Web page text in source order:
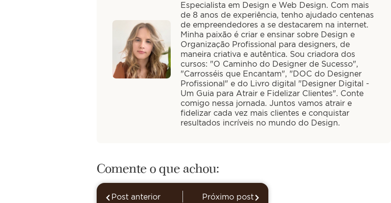
Especialista em Design e Web Design. Com mais
de 8 anos de experiência, tenho ajudado centenas
de empreendedores a se destacarem na internet.
Minha paixão é criar e ensinar sobre Design e
Organização Profissional para designers, de
maneira criativa e autêntica. Sou criadora dos
cursos: "O Caminho do Designer de Sucesso",
"Carrosséis que Encantam", "DOC do Designer
Profissional" e do Livro digital "Designer Digital -
Um Guia para Atrair e Fidelizar Clientes". Conte
comigo nessa jornada. Juntos vamos atrair e
fidelizar cada vez mais clientes e conquistar
resultados incríveis no mundo do Design.
Comente o que achou:
Post anterior Próximo post